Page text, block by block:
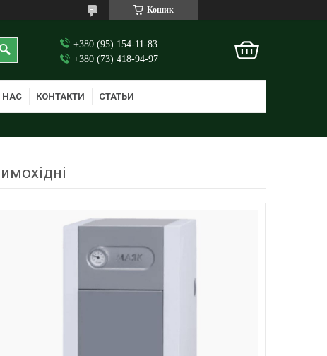
Кошик
+380 (95) 154-11-83
+380 (73) 418-94-97
НАС КОНТАКТИ СТАТЬИ